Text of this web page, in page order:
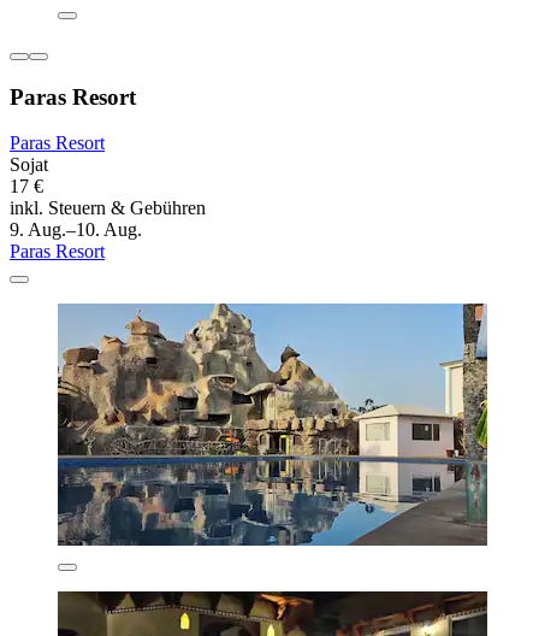
Paras Resort
Paras Resort
Sojat
17 €
inkl. Steuern & Gebühren
9. Aug.–10. Aug.
Paras Resort